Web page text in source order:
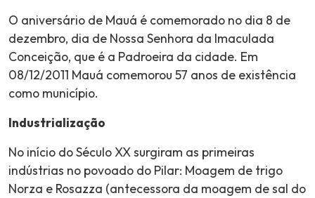
O aniversário de Mauá é comemorado no dia 8 de
dezembro, dia de Nossa Senhora da Imaculada
Conceição, que é a Padroeira da cidade. Em
08/12/2011 Mauá comemorou 57 anos de existência
como município.
Industrialização
No início do Século XX surgiram as primeiras
indústrias no povoado do Pilar: Moagem de trigo
Norza e Rosazza (antecessora da moagem de sal do